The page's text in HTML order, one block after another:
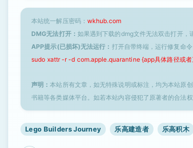
本站统一解压密码： wkhub.com
DMG无法打开： 如果遇到下载的dmg文件无法双击打开，
APP提示(已损坏)无法运行： 打开自带终端，运行修复命令
sudo xattr -r -d com.apple.quarantine {app具体路径或者
声明：本站所有文章，如无特殊说明或标注，均为本站原
书籍等各类媒体平台。如若本站内容侵犯了原著者的合法
Lego Builders Journey 乐高建造者 乐高积木